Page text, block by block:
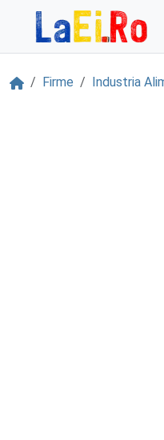
Sari la continut
AcasăFirme Industria